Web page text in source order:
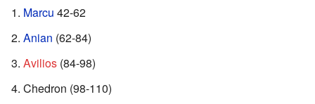
Marcu 42-62
Anian (62-84)
Avilios (84-98)
Chedron (98-110)